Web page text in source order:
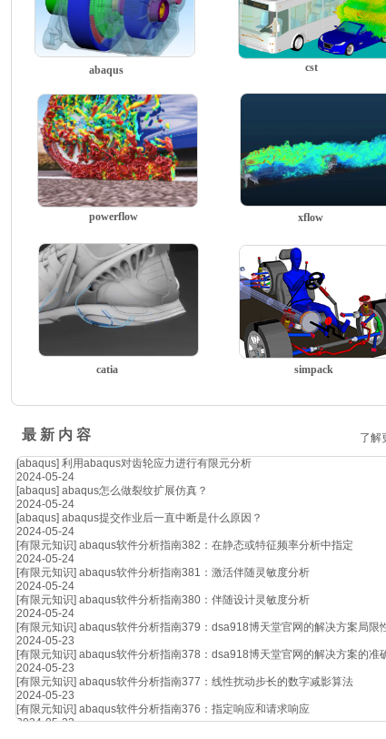
cst
abaqus
powerflow xflow
simpack
catia
最 新 内 容
了解
[abaqus] 利用abaqus对齿轮应力进行有限元分析
2024-05-24
[abaqus] abaqus怎么做裂纹扩展仿真？
2024-05-24
[abaqus] abaqus提交作业后一直中断是什么原因？
2024-05-24
[有限元知识] abaqus软件分析指南382：在静态或特征频率分析中指定
2024-05-24
[有限元知识] abaqus软件分析指南381：激活伴随灵敏度分析
2024-05-24
[有限元知识] abaqus软件分析指南380：伴随设计灵敏度分析
2024-05-24
[有限元知识] abaqus软件分析指南379：dsa918博天堂官网的解决方案局限
2024-05-23
[有限元知识] abaqus软件分析指南378：dsa918博天堂官网的解决方案的准
2024-05-23
[有限元知识] abaqus软件分析指南377：线性扰动步长的数字减影算法
2024-05-23
[有限元知识] abaqus软件分析指南376：指定响应和请求响应
2024-05-22